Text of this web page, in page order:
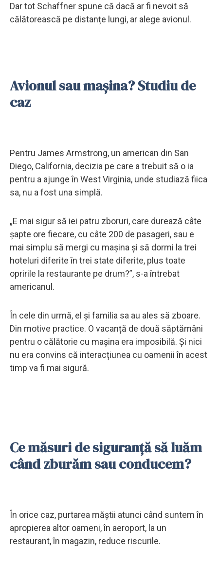
Dar tot Schaffner spune că dacă ar fi nevoit să
călătorească pe distanțe lungi, ar alege avionul.
Avionul sau mașina? Studiu de
caz
Pentru James Armstrong, un american din San
Diego, California, decizia pe care a trebuit să o ia
pentru a ajunge în West Virginia, unde studiază fiica
sa, nu a fost una simplă.
„E mai sigur să iei patru zboruri, care durează câte
șapte ore fiecare, cu câte 200 de pasageri, sau e
mai simplu să mergi cu mașina și să dormi la trei
hoteluri diferite în trei state diferite, plus toate
opririle la restaurante pe drum?”, s-a întrebat
americanul.
În cele din urmă, el și familia sa au ales să zboare.
Din motive practice. O vacanță de două săptămâni
pentru o călătorie cu mașina era imposibilă. Și nici
nu era convins că interacțiunea cu oamenii în acest
timp va fi mai sigură.
Ce măsuri de siguranță să luăm
când zburăm sau conducem?
În orice caz, purtarea măștii atunci când suntem în
apropierea altor oameni, în aeroport, la un
restaurant, în magazin, reduce riscurile.